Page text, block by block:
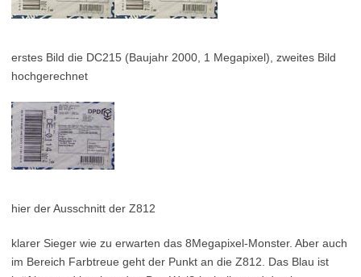
erstes Bild die DC215 (Baujahr 2000, 1 Megapixel), zweites Bild
hochgerechnet
hier der Ausschnitt der Z812
klarer Sieger wie zu erwarten das 8Megapixel-Monster. Aber auch
im Bereich Farbtreue geht der Punkt an die Z812. Das Blau ist